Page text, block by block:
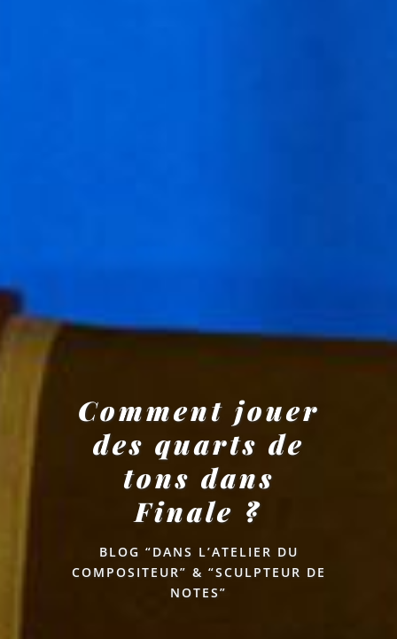
Comment jouer
des quarts de
tons dans
Finale ?
BLOG “DANS L’ATELIER DU
COMPOSITEUR” & “SCULPTEUR DE
NOTES”